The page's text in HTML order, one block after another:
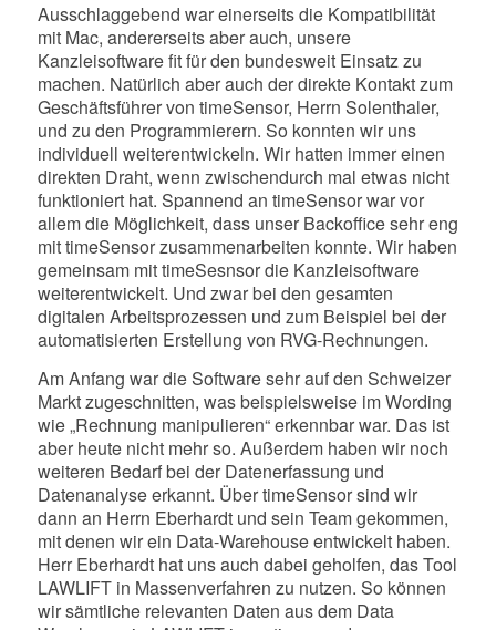
Ausschlaggebend war einerseits die Kompatibilität
mit Mac, andererseits aber auch, unsere
Kanzleisoftware fit für den bundesweit Einsatz zu
machen. Natürlich aber auch der direkte Kontakt zum
Geschäftsführer von timeSensor, Herrn Solenthaler,
und zu den Programmierern. So konnten wir uns
individuell weiterentwickeln. Wir hatten immer einen
direkten Draht, wenn zwischendurch mal etwas nicht
funktioniert hat. Spannend an timeSensor war vor
allem die Möglichkeit, dass unser Backoffice sehr eng
mit timeSensor zusammenarbeiten konnte. Wir haben
gemeinsam mit timeSesnsor die Kanzleisoftware
weiterentwickelt. Und zwar bei den gesamten
digitalen Arbeitsprozessen und zum Beispiel bei der
automatisierten Erstellung von RVG-Rechnungen.
Am Anfang war die Software sehr auf den Schweizer
Markt zugeschnitten, was beispielsweise im Wording
wie „Rechnung manipulieren“ erkennbar war. Das ist
aber heute nicht mehr so. Außerdem haben wir noch
weiteren Bedarf bei der Datenerfassung und
Datenanalyse erkannt. Über timeSensor sind wir
dann an Herrn Eberhardt und sein Team gekommen,
mit denen wir ein Data-Warehouse entwickelt haben.
Herr Eberhardt hat uns auch dabei geholfen, das Tool
LAWLIFT in Massenverfahren zu nutzen. So können
wir sämtliche relevanten Daten aus dem Data